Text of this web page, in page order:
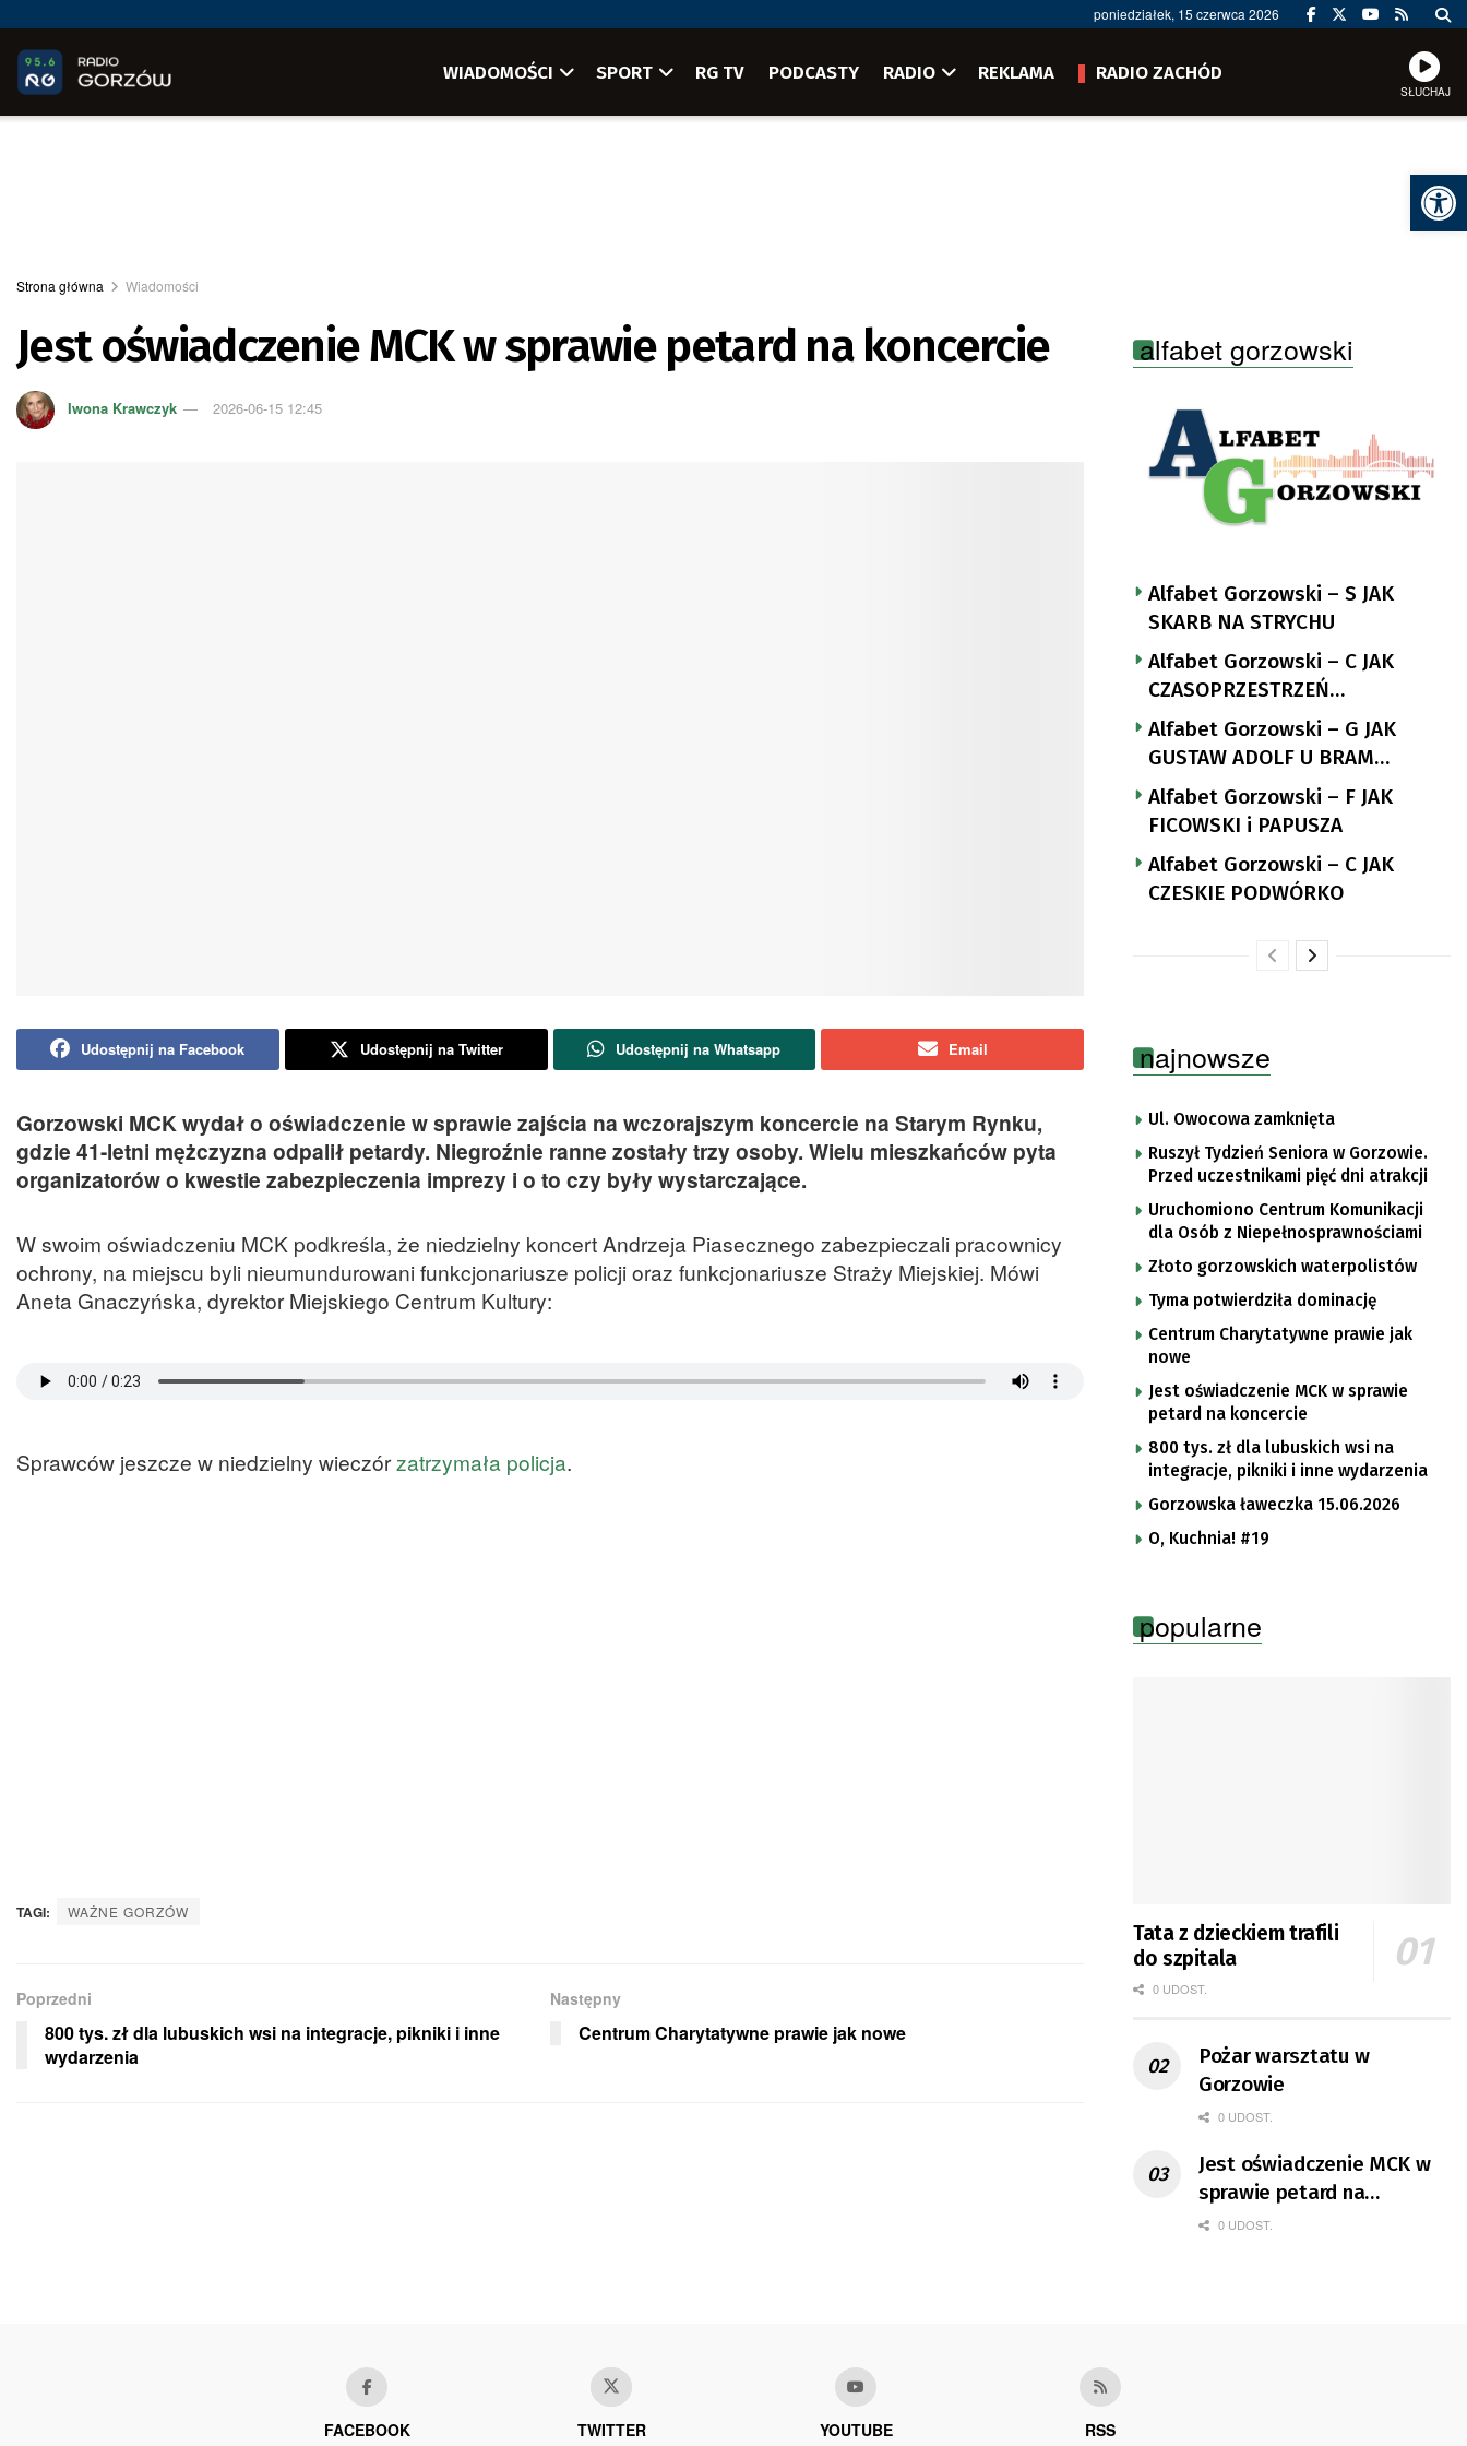
poniedziałek, 15 czerwca 2026
WIADOMOŚCI SPORT RG TV PODCASTY RADIO REKLAMA RADIO ZACHÓD
SŁUCHAJ
Strona główna Wiadomości
Jest oświadczenie MCK w sprawie petard na koncercie
Iwona Krawczyk 2026-06-15 12:45
Udostępnij na Facebook Udostępnij na Twitter Udostępnij na Whatsapp Email
Gorzowski MCK wydał o oświadczenie w sprawie zajścia na wczorajszym koncercie na Starym Rynku,
gdzie 41-letni mężczyzna odpalił petardy. Niegroźnie ranne zostały trzy osoby. Wielu mieszkańców pyta
organizatorów o kwestie zabezpieczenia imprezy i o to czy były wystarczające.
W swoim oświadczeniu MCK podkreśla, że niedzielny koncert Andrzeja Piasecznego zabezpieczali pracownicy
ochrony, na miejscu byli nieumundurowani funkcjonariusze policji oraz funkcjonariusze Straży Miejskiej. Mówi
Aneta Gnaczyńska, dyrektor Miejskiego Centrum Kultury:
Sprawców jeszcze w niedzielny wieczórzatrzymała policja.
TAGI: WAŻNE GORZÓW
Poprzedni
800 tys. zł dla lubuskich wsi na integracje, pikniki i inne
wydarzenia
Następny
Centrum Charytatywne prawie jak nowe
alfabet gorzowski
Alfabet Gorzowski – S JAK
SKARB NA STRYCHU
Alfabet Gorzowski – C JAK
CZASOPRZESTRZEŃ
NUTTGENSA
Alfabet Gorzowski – G JAK
GUSTAW ADOLF U BRAM
LANDSBERGA
Alfabet Gorzowski – F JAK
FICOWSKI i PAPUSZA
Alfabet Gorzowski – C JAK
CZESKIE PODWÓRKO
najnowsze
Ul. Owocowa zamknięta
Ruszył Tydzień Seniora w Gorzowie.
Przed uczestnikami pięć dni atrakcji
Uruchomiono Centrum Komunikacji
dla Osób z Niepełnosprawnościami
Złoto gorzowskich waterpolistów
Tyma potwierdziła dominację
Centrum Charytatywne prawie jak
nowe
Jest oświadczenie MCK w sprawie
petard na koncercie
800 tys. zł dla lubuskich wsi na
integracje, pikniki i inne wydarzenia
Gorzowska ławeczka 15.06.2026
O, Kuchnia! #19
popularne
Tata z dzieckiem trafili
do szpitala
0 UDOST.
Pożar warsztatu w
Gorzowie
0 UDOST.
Jest oświadczenie MCK w
sprawie petard na
koncercie
0 UDOST.
FACEBOOK TWITTER YOUTUBE RSS